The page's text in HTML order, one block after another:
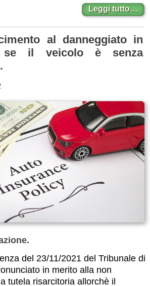
Leggi tutto…
al danneggiato in
il veicolo è senza
del 23/11/2021 del Tribunale di
in merito alla non
tutela risarcitoria allorchè il